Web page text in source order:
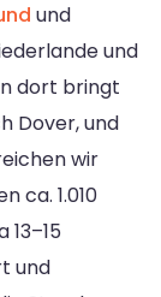
und
und
dort bringt
Dover, und
wir
ca. 1.010
und